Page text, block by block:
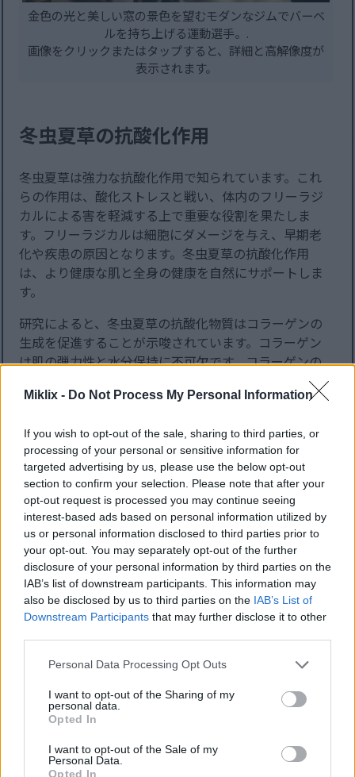
Miklix - Do Not Process My Personal Information
If you wish to opt-out of the sale, sharing to third parties, or
processing of your personal or sensitive information for
targeted advertising by us, please use the below opt-out
section to confirm your selection. Please note that after your
opt-out request is processed you may continue seeing
interest-based ads based on personal information utilized by
us or personal information disclosed to third parties prior to
your opt-out. You may separately opt-out of the further
disclosure of your personal information by third parties on the
IAB’s list of downstream participants. This information may
also be disclosed by us to third parties on the IAB’s List of
Downstream Participants that may further disclose it to other
Please note that this website/app uses one or more Google
not limited to your visit or usage behaviour. You may click to
grant or deny consent to Google and its third-party tags to
use your data for below specified purposes in below Google
consent section.
Personal Data Processing Opt Outs
I want to opt-out of the Sharing of my
personal data.
Opted In
I want to opt-out of the Sale of my
Personal Data.
Opted In
金色の光と美しい窓の景色を望むモダンなジムでバーベ
ルを持ち上げる運動選手。.
画像をクリックまたはタップすると、詳細と高解像度が
表示されます。
冬虫夏草の抗酸化作用
冬虫夏草は強力な抗酸化作用で知られています。これ
らの作用は、酸化ストレスと戦い、体内のフリーラジ
カルによる害を軽減する上で重要な役割を果たしま
す。フリーラジカルは細胞にダメージを与え、早期老
化や疾患の原因となります。冬虫夏草の抗酸化作用
は、より健康な肌と全身の健康を自然にサポートしま
す。
研究によると、冬虫夏草の抗酸化物質はコラーゲンの
生成を促進することが示唆されています。コラーゲン
は肌の弾力性と水分保持に不可欠です。コラーゲンの
増加は時間の経過とともに肌の健康状態を改善し、冬
虫夏草の抗老化効果を際立たせます。初期の臨床研究
に理解するにはさらなる研究が必要です。
冬虫夏草は酸化ストレスに対処し、さらなる健康効果
をもたらす可能性があります。フリーラジカルを減少
させることで、慢性疾患のリスクを低減し、細胞の健
康をサポートする可能性があります。バランスの取れ
た食事に冬虫夏草を加えることで、老化防止に積極的
に取り組むことができます。
冬虫夏草と癌研究
がん研究の分野では、現在、治療効果を持つ天然化合
物に注目が集まっています。冬虫夏草（Cordyceps
sinensis）というユニークな菌類は、実験室での研究に
おいて有望な抗がん作用を示しており、肺がんや肝臓
がんなど、様々ながんにおける腫瘍の増殖を遅らせる
可能性があると考えられています。